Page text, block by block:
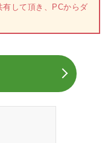
して頂き、PCからダ